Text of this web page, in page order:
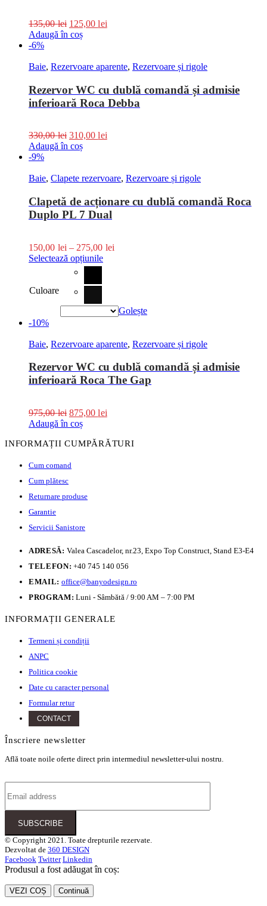
135,00lei 125,00lei
Adaugă în coș
-6%
Baie, Rezervoare aparente, Rezervoare și rigole
Rezervor WC cu dublă comandă și admisie
inferioară Roca Debba
330,00lei 310,00lei
Adaugă în coș
-9%
Baie, Clapete rezervoare, Rezervoare și rigole
Clapetă de acționare cu dublă comandă Roca
Duplo PL 7 Dual
150,00 lei – 275,00 lei
Selectează opțiunile
Culoare
Golește
-10%
Baie, Rezervoare aparente, Rezervoare și rigole
Rezervor WC cu dublă comandă și admisie
inferioară Roca The Gap
975,00lei 875,00lei
Adaugă în coș
INFORMAȚII CUMPĂRĂTURI
Cum comand
Cum plătesc
Returnare produse
Garantie
Servicii Sanistore
ADRESĂ: Valea Cascadelor, nr.23, Expo Top Construct, Stand E3-E4
TELEFON: +40 745 140 056
EMAIL: office@banyodesign.ro
PROGRAM: Luni - Sâmbătă / 9:00 AM – 7:00 PM
INFORMAȚII GENERALE
Termeni și condiții
ANPC
Politica cookie
Date cu caracter personal
Formular retur
CONTACT
Înscriere newsletter
Află toate noile oferte direct prin intermediul newsletter-ului nostru.
© Copyright 2021. Toate drepturile rezervate.
Dezvoltat de 360 DESIGN
Facebook Twitter Linkedin
Produsul a fost adăugat în coș:
VEZI COȘ Continuă